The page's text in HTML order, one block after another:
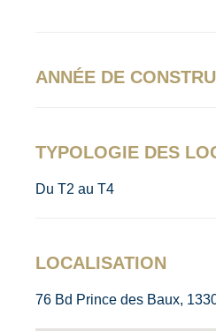
ANNÉE DE
TYPOLOGIE DES
Du T2 au T4
LOCALISATION
76 Bd Prince des Baux,